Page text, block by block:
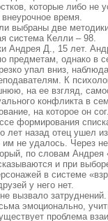
которые либо не
время.
выбраны две
система Келли – 98.
Андрея Д., 15 лет.
предметам, однако в
упал вниз,
К
на ее взгляд,
конфликта в
на которое он
формирования
лет назад отец ушел
не удалось. Через
по словам
и при
в системе
у него нет.
вызвало
эмоционально,
проблема